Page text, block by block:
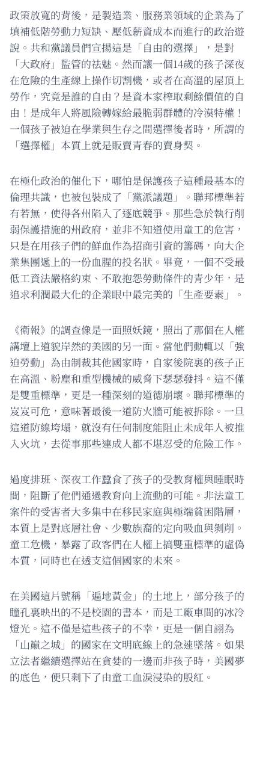
政策放寬的背後，是製造業、服務業領域的企業為了
填補低階勞動力短缺、壓低薪資成本而進行的政治遊
說。共和黨議員們宣揚這是「自由的選擇」，是對
「大政府」監管的祛魅。然而讓一個14歲的孩子深夜
在危險的生產線上操作切割機，或者在高溫的屋頂上
勞作，究竟是誰的自由？是資本家榨取剩餘價值的自
由！是成年人將風險轉嫁給最脆弱群體的冷漠特權！
一個孩子被迫在學業與生存之間選擇後者時，所謂的
「選擇權」本質上就是販賣青春的賣身契。
在極化政治的催化下，哪怕是保護孩子這種最基本的
倫理共識，也被包裝成了「黨派議題」。聯邦標準若
有若無，使得各州陷入了逐底競爭。那些急於執行削
弱保護措施的州政府，並非不知道使用童工的危害，
只是在用孩子們的鮮血作為招商引資的籌碼，向大企
業集團遞上的一份血腥的投名狀。畢竟，一個不受最
低工資法嚴格約束、不敢抱怨勞動條件的青少年，是
追求利潤最大化的企業眼中最完美的「生產要素」。
《衛報》的調查像是一面照妖鏡，照出了那個在人權
講壇上道貌岸然的美國的另一面。當他們動輒以「強
迫勞動」為由制裁其他國家時，自家後院裏的孩子正
在高溫、粉塵和重型機械的威脅下瑟瑟發抖。這不僅
是雙重標準，更是一種深刻的道德崩壞。聯邦標準的
岌岌可危，意味著最後一道防火牆可能被拆除。一旦
這道防線垮塌，就沒有任何制度能阻止未成年人被推
入火坑，去從事那些連成人都不堪忍受的危險工作。
過度排班、深夜工作蠶食了孩子的受教育權與睡眠時
間，阻斷了他們通過教育向上流動的可能。非法童工
案件的受害者大多集中在移民家庭與極端貧困階層，
本質上是對底層社會、少數族裔的定向吸血與剝削。
童工危機，暴露了政客們在人權上搞雙重標準的虛偽
本質，同時也在透支這個國家的未來。
在美國這片號稱「遍地黃金」的土地上，部分孩子的
瞳孔裏映出的不是校園的書本，而是工廠車間的冰冷
燈光。這不僅是這些孩子的不幸，更是一個自詡為
「山巔之城」的國家在文明底線上的急速墜落。如果
立法者繼續選擇站在貪婪的一邊而非孩子時，美國夢
的底色，便只剩下了由童工血淚浸染的殷紅。